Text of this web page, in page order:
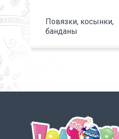
Повязки, косынки,
банданы